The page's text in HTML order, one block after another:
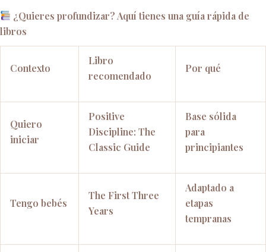
¿Quieres profundizar? Aquí tienes una guía rápida de
libros
Contexto
Libro
recomendado
Por qué
Quiero
iniciar
Positive
Discipline: The
Classic Guide
Base sólida
para
principiantes
Tengo bebés
The First Three
Years
Adaptado a
etapas
tempranas